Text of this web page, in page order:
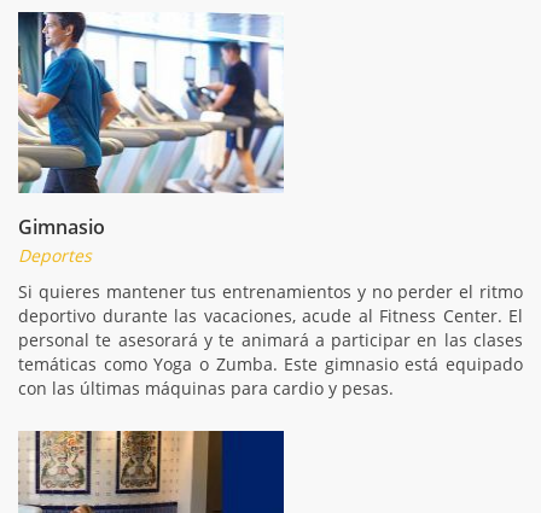
Gimnasio
Deportes
Si quieres mantener tus entrenamientos y no perder el ritmo
deportivo durante las vacaciones, acude al Fitness Center. El
personal te asesorará y te animará a participar en las clases
temáticas como Yoga o Zumba. Este gimnasio está equipado
con las últimas máquinas para cardio y pesas.